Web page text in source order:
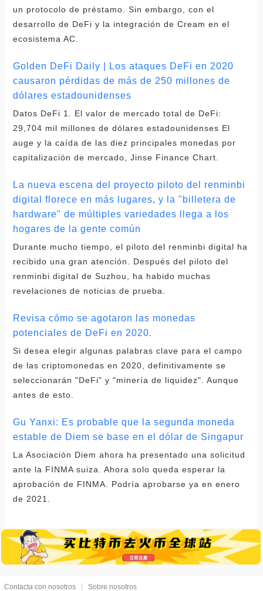
un protocolo de préstamo. Sin embargo, con el
desarrollo de DeFi y la integración de Cream en el
ecosistema AC.
Golden DeFi Daily | Los ataques DeFi en 2020
causaron pérdidas de más de 250 millones de
dólares estadounidenses
Datos DeFi 1. El valor de mercado total de DeFi:
29,704 mil millones de dólares estadounidenses El
auge y la caída de las diez principales monedas por
capitalización de mercado, Jinse Finance Chart.
La nueva escena del proyecto piloto del renminbi
digital florece en más lugares, y la "billetera de
hardware" de múltiples variedades llega a los
hogares de la gente común
Durante mucho tiempo, el piloto del renminbi digital ha
recibido una gran atención. Después del piloto del
renminbi digital de Suzhou, ha habido muchas
revelaciones de noticias de prueba.
Revisa cómo se agotaron las monedas
potenciales de DeFi en 2020.
Si desea elegir algunas palabras clave para el campo
de las criptomonedas en 2020, definitivamente se
seleccionarán "DeFi" y "minería de liquidez". Aunque
antes de esto.
Gu Yanxi: Es probable que la segunda moneda
estable de Diem se base en el dólar de Singapur
La Asociación Diem ahora ha presentado una solicitud
ante la FINMA suiza. Ahora solo queda esperar la
aprobación de FINMA. Podría aprobarse ya en enero
de 2021.
Contacta con nosotros Sobre nosotros